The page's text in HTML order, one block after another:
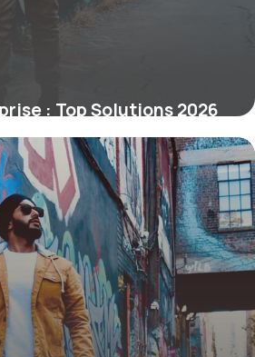
: Top Solutions 2026